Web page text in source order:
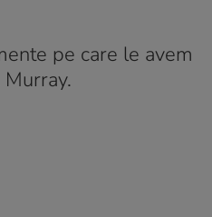
pe care le avem